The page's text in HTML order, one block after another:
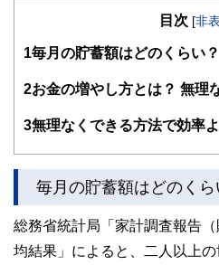
知識がない方でも理解で
得者を中心に「お金や暮ら
験者で構成され、企画立案
ドバイザー、DCプランナ
士、行政書士、投資アナリ
かしく感じられる年金や
をわかりやすく発信してい
目次 [非
1毎月の貯蓄額はどのくらい？
2お金の増やし方とは？ 無理
3無理なくできる方法で効率
毎月の貯蓄額はどのくら
総務省統計局「家計調査報告
均結果」によると、二人以上